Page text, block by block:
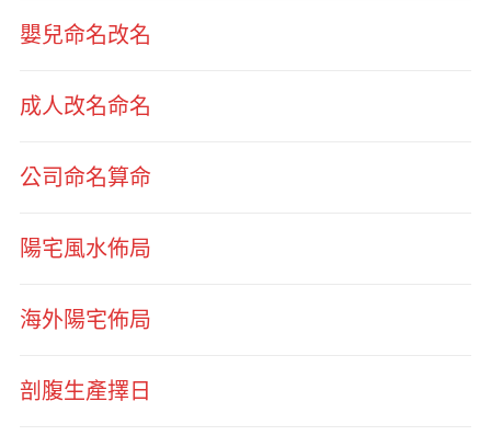
嬰兒命名改名
成人改名命名
公司命名算命
陽宅風水佈局
海外陽宅佈局
剖腹生產擇日